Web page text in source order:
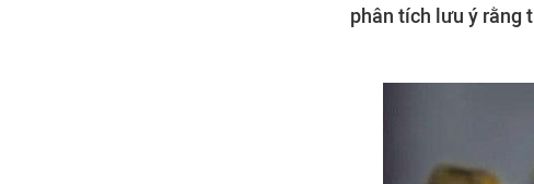
phân tích lưu ý rằng